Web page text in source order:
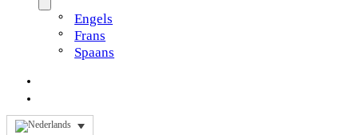
Engels
Frans
Spaans